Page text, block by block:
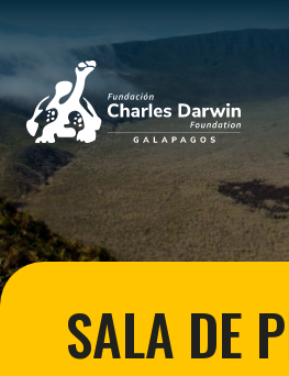
Home
SALA DE